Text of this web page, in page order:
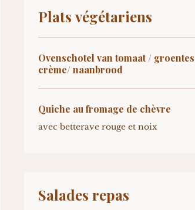
Plats végétariens
Ovenschotel van tomaat /
crème/ naanbrood
Quiche au fromage de chèvre
avec betterave rouge et noix
Salades repas